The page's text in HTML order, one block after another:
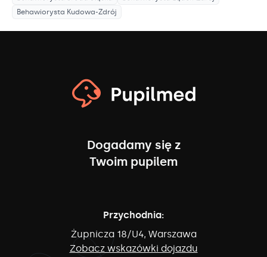
Behawiorysta Kudowa-Zdrój
Dogadamy się z
Twoim pupilem
Przychodnia:
Żupnicza 18/U4, Warszawa
Zobacz wskazówki dojazdu